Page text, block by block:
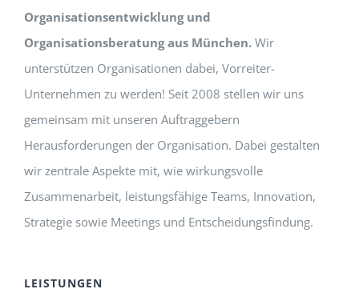
Organisationsentwicklung und
Organisationsberatung aus München. Wir
unterstützen Organisationen dabei, Vorreiter-
Unternehmen zu werden! Seit 2008 stellen wir uns
gemeinsam mit unseren Auftraggebern
Herausforderungen der Organisation. Dabei gestalten
wir zentrale Aspekte mit, wie wirkungsvolle
Zusammenarbeit, leistungsfähige Teams, Innovation,
Strategie sowie Meetings und Entscheidungsfindung.
LEISTUNGEN